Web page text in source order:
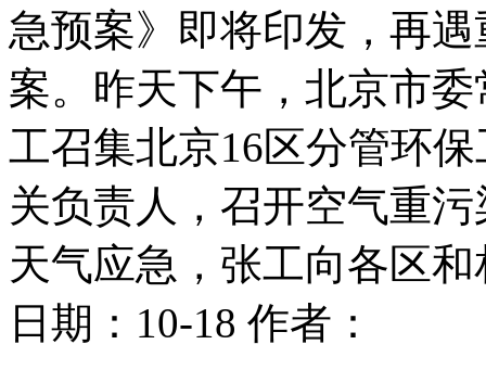
急预案》即将印发，再
案。昨天下午，北京市
工召集北京16区分管环
关负责人，召开空气重
天气应急，张工向各区
日期： 10-18 作者：